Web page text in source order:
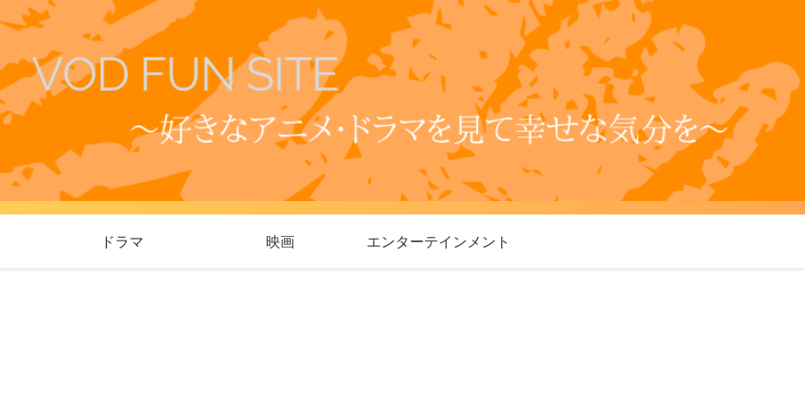
ドラマ 映画 エンターテインメント